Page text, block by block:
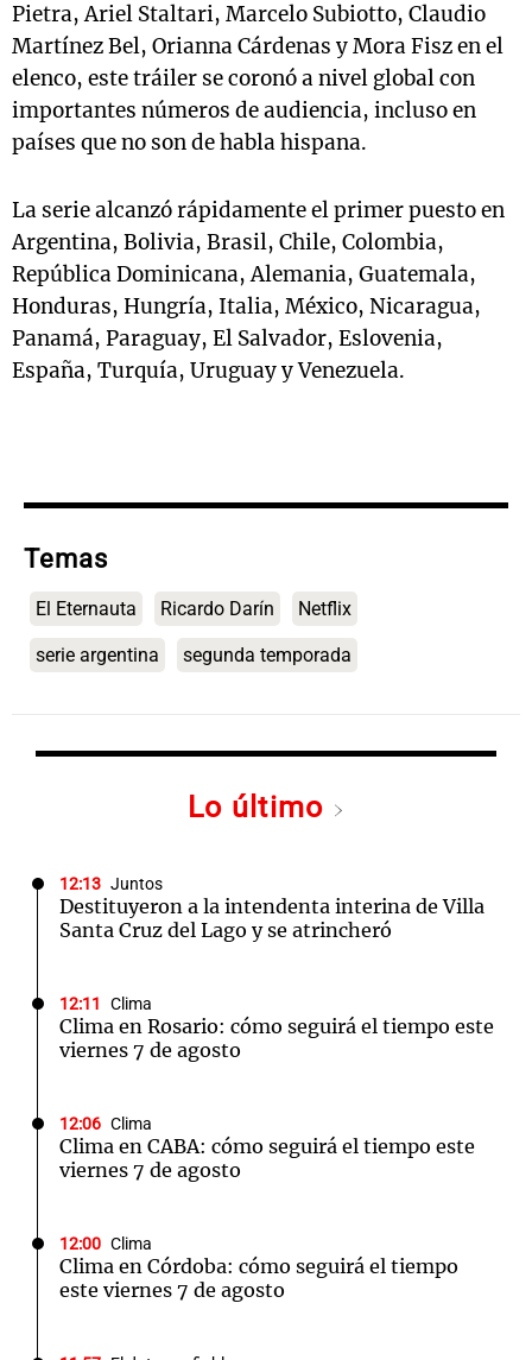
Pietra, Ariel Staltari, Marcelo Subiotto, Claudio
Martínez Bel, Orianna Cárdenas y Mora Fisz en el
elenco, este tráiler se coronó a nivel global con
importantes números de audiencia, incluso en
países que no son de habla hispana.
La serie alcanzó rápidamente el primer puesto en
Argentina, Bolivia, Brasil, Chile, Colombia,
República Dominicana, Alemania, Guatemala,
Honduras, Hungría, Italia, México, Nicaragua,
Panamá, Paraguay, El Salvador, Eslovenia,
España, Turquía, Uruguay y Venezuela.
Temas
El Eternauta Ricardo Darín Netflix
serie argentina segunda temporada
Lo último
12:13 Juntos
Destituyeron a la intendenta interina de Villa
Santa Cruz del Lago y se atrincheró
12:11 Clima
Clima en Rosario: cómo seguirá el tiempo este
viernes 7 de agosto
12:06 Clima
Clima en CABA: cómo seguirá el tiempo este
viernes 7 de agosto
12:00 Clima
Clima en Córdoba: cómo seguirá el tiempo
este viernes 7 de agosto